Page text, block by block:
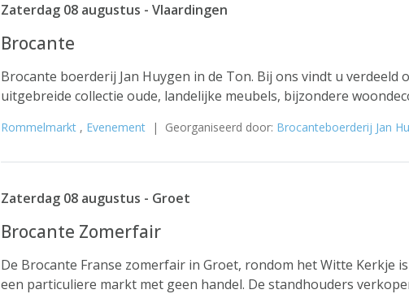
Zaterdag 08 augustus - Vlaardingen
Brocante
Brocante boerderij Jan Huygen in de Ton. Bij ons vindt u verdeeld
uitgebreide collectie oude, landelijke meubels, bijzondere
Rommelmarkt , Evenement | Georganiseerd door: Brocanteboerderij Jan
Zaterdag 08 augustus - Groet
Brocante Zomerfair
De Brocante Franse zomerfair in Groet, rondom het Witte Kerkje
een particuliere markt met geen handel. De standhouders